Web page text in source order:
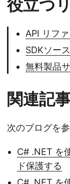
役立つ
API リフ
SDKソー
無料製品
関連記
次のブログを
C# .NET を
ド保護する